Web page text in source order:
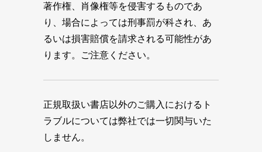
著作権、肖像権等を侵害するものであ
り、場合によっては刑事罰が科され、あ
るいは損害賠償を請求される可能性があ
ります。ご注意ください。
正規取扱い書店以外のご購入におけるト
ラブルについては弊社では一切関与いた
しません。